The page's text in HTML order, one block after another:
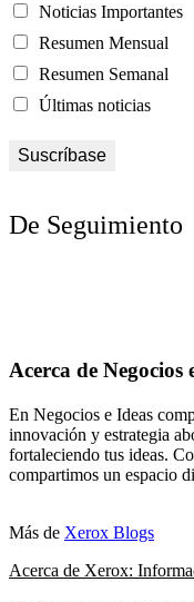
Noticias Importantes
Resumen Mensual
Resumen Semanal
Últimas noticias
De Seguimiento
Acerca de Negocios
En Negocios e Ideas
innovación y estrategia
fortaleciendo tus ideas.
compartimos un espacio
Más de Xerox Blogs
Acerca de Xerox: